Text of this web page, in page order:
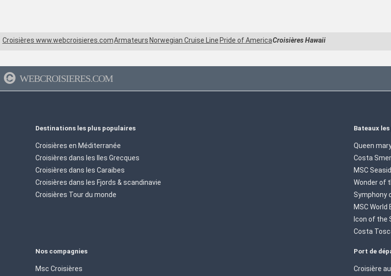
Croisières www.webcroisieres.comArmateurs Norwegian Cruise Line Pride of AmericaCroisières Hawaii
WEBCROISIERES.COM
Destinations les plus populaires
Croisières en Méditerranée
Croisières dans les Iles Grecques
Croisières dans les Caraibes
Croisières dans les Fjords & scandinavie
Croisières Tour du monde
Bateaux
Queen
Costa
MSC
Wonder of
Symphony
MSC World
Icon of the
Costa
Nos compagnies
Msc Croisières
Port de
Croisière